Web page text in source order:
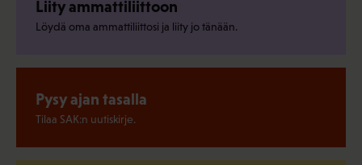
Liity ammattiliittoon
Löydä oma ammattiliittosi ja liity jo tänään.
Pysy ajan tasalla
Tilaa SAK:n uutiskirje.